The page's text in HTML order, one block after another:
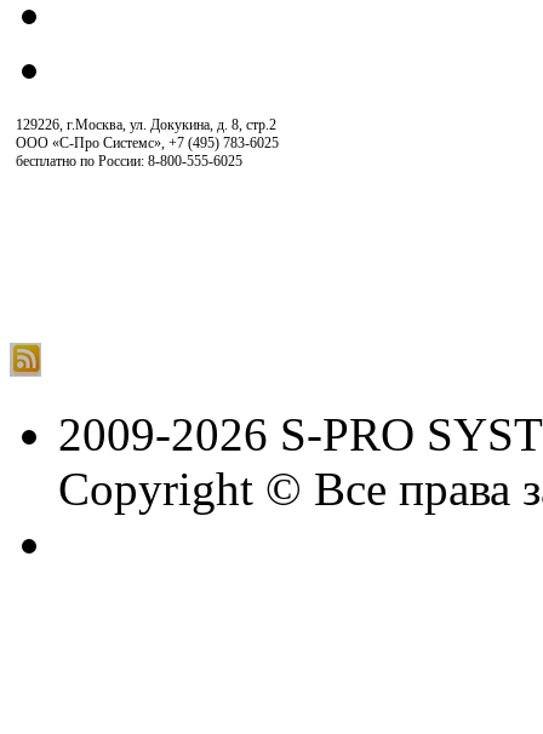
129226, г.Москва, ул. Докукина, д. 8, стр.2
ООО «С-Про Системс», +7 (495) 783-6025
бесплатно по России: 8-800-555-6025
2009-2026 S-PRO
Copyright © Все права